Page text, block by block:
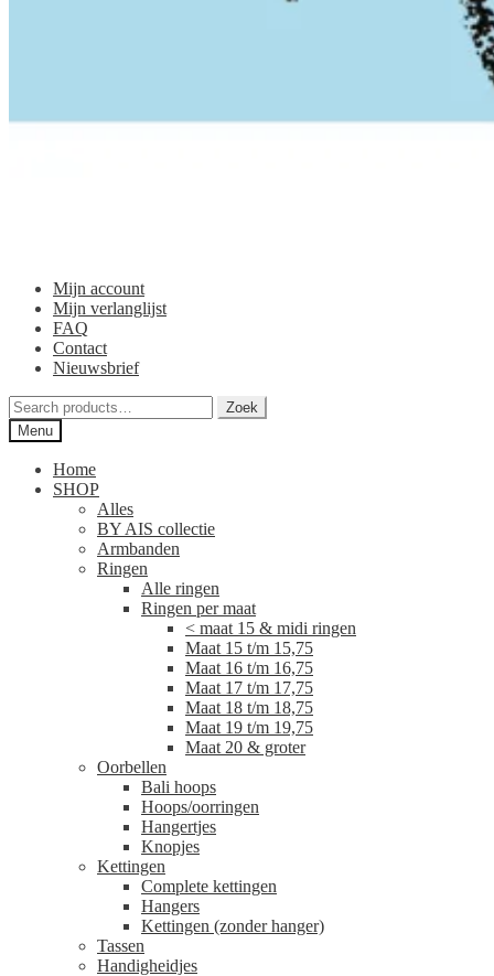
Mijn account
Mijn verlanglijst
FAQ
Contact
Nieuwsbrief
Zoeken
voor:
Zoek
Menu
Home
SHOP
Alles
BY AIS collectie
Armbanden
Ringen
Alle ringen
Ringen per maat
< maat 15 & midi ringen
Maat 15 t/m 15,75
Maat 16 t/m 16,75
Maat 17 t/m 17,75
Maat 18 t/m 18,75
Maat 19 t/m 19,75
Maat 20 & groter
Oorbellen
Bali hoops
Hoops/oorringen
Hangertjes
Knopjes
Kettingen
Complete kettingen
Hangers
Kettingen (zonder hanger)
Tassen
Handigheidjes